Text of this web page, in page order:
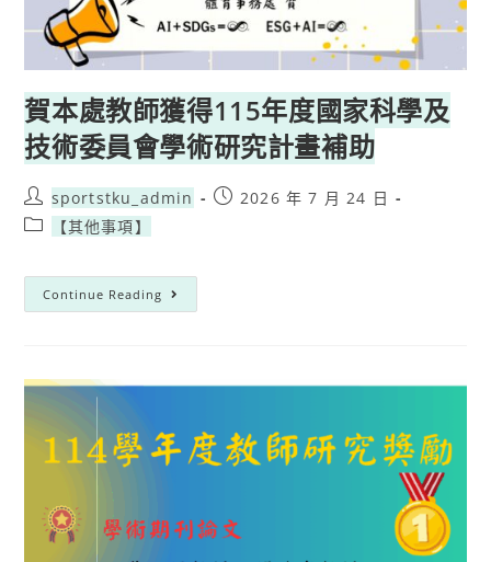
賀本處教師獲得115年度國家科學及
技術委員會學術研究計畫補助
sportstku_admin
2026 年 7 月 24 日
【其他事項】
Continue Reading